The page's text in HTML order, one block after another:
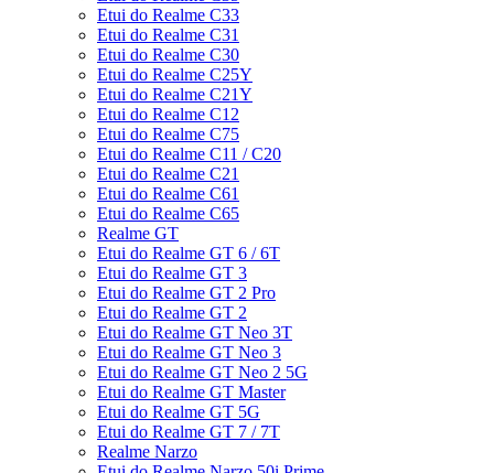
Etui do Realme C33
Etui do Realme C31
Etui do Realme C30
Etui do Realme C25Y
Etui do Realme C21Y
Etui do Realme C12
Etui do Realme C75
Etui do Realme C11 / C20
Etui do Realme C21
Etui do Realme C61
Etui do Realme C65
Realme GT
Etui do Realme GT 6 / 6T
Etui do Realme GT 3
Etui do Realme GT 2 Pro
Etui do Realme GT 2
Etui do Realme GT Neo 3T
Etui do Realme GT Neo 3
Etui do Realme GT Neo 2 5G
Etui do Realme GT Master
Etui do Realme GT 5G
Etui do Realme GT 7 / 7T
Realme Narzo